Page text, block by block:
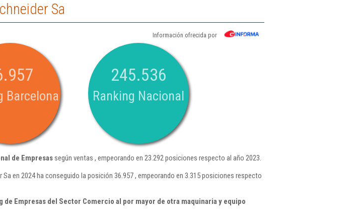
Sa
Información ofrecida por
Barcelona
245.536
Ranking Nacional
de Empresassegún ventas , empeorando en 23.292 posiciones respecto al año 2023.
en 2024 ha conseguido la posición 36.957 , empeorando en 3.315 posiciones respecto
de Empresas del Sector Comercio al por mayor de otra maquinaria y equipo